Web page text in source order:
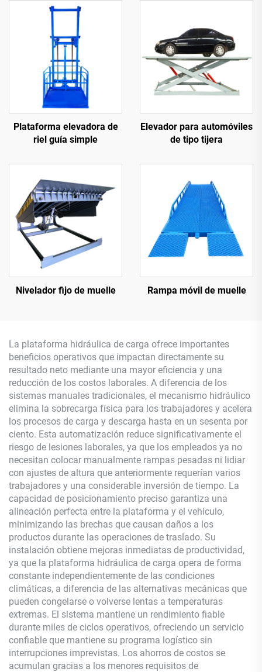
Plataforma elevadora de
riel guía simple
Elevador para automóviles
de tipo tijera
Nivelador fijo de muelle Rampa móvil de muelle
La plataforma hidráulica de carga ofrece importantes
beneficios operativos que impactan directamente su
resultado neto mediante una mayor eficiencia y una
reducción de los costos laborales. A diferencia de los
sistemas manuales tradicionales, el mecanismo hidráulico
elimina la sobrecarga física para los trabajadores y acelera
los procesos de carga y descarga hasta en un sesenta por
ciento. Esta automatización reduce significativamente el
riesgo de lesiones laborales, ya que los empleados ya no
necesitan colocar manualmente rampas pesadas ni lidiar
con ajustes de altura que anteriormente requerían varios
trabajadores y una considerable inversión de tiempo. La
capacidad de posicionamiento preciso garantiza una
alineación perfecta entre la plataforma y el vehículo,
minimizando las brechas que causan daños a los
productos durante las operaciones de traslado. Su
instalación obtiene mejoras inmediatas de productividad,
ya que la plataforma hidráulica de carga opera de forma
constante independientemente de las condiciones
climáticas, a diferencia de las alternativas mecánicas que
pueden congelarse o volverse lentas a temperaturas
extremas. El sistema mantiene un rendimiento fiable
durante miles de ciclos operativos, ofreciendo un servicio
confiable que mantiene su programa logístico sin
interrupciones imprevistas. Los ahorros de costos se
acumulan gracias a los menores requisitos de